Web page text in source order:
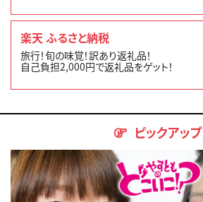
楽天 ふるさと納税
旅行！旬の味覚！訳あり返礼品！
自己負担2,000円で返礼品をゲット！
ピックアップ